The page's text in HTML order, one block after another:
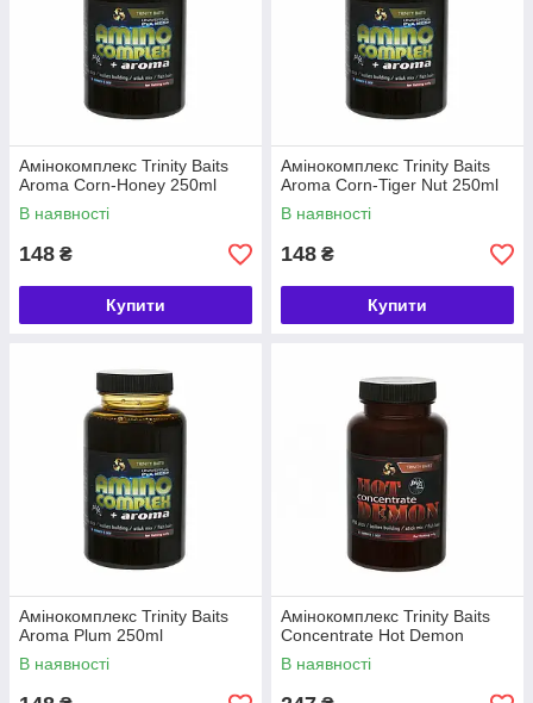
Амінокомплекс Trinity Baits
Aroma Corn-Honey 250ml
В наявності
148 ₴
Купити
Амінокомплекс Trinity Baits
Aroma Corn-Tiger Nut 250ml
В наявності
148 ₴
Купити
Амінокомплекс Trinity Baits
Aroma Plum 250ml
В наявності
Амінокомплекс Trinity Baits
Concentrate Hot Demon
В наявності